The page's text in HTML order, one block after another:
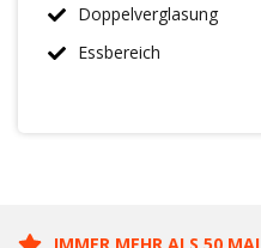
Doppelverglasung
Essbereich